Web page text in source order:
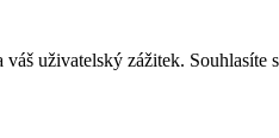
uživatelský zážitek. Souhlasíte